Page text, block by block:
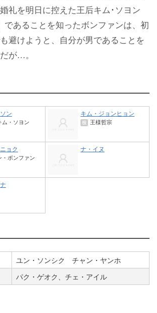
礼を明日に控えた王后キム･ソヨン
であることを知ったボンファンは、初
避けようと、自分が男であることを
が…。
ン
ム・ソヨン
キム・ジョンヒョン
役 王様哲宗
ョク
・ボンファン
ナ・イヌ
ユン・ソンシク チャン・ヤンホ
パク・ゲオク、チェ・アイル